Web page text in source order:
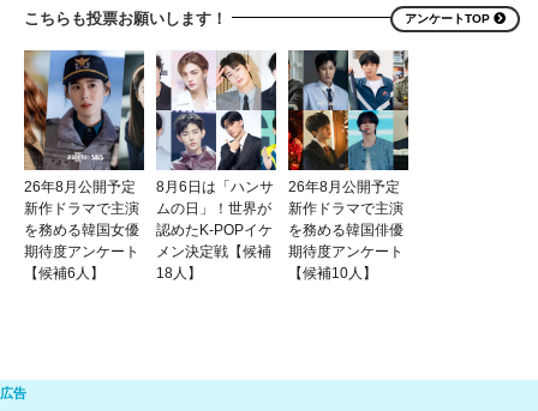
こちらも投票お願いします！ アンケートTOP
26年8月公開予定
新作ドラマで主演
を務める韓国女優
期待度アンケート
【候補6人】
8月6日は「ハンサ
ムの日」！世界が
認めたK-POPイケ
メン決定戦【候補
18人】
26年8月公開予定
新作ドラマで主演
を務める韓国俳優
期待度アンケート
【候補10人】